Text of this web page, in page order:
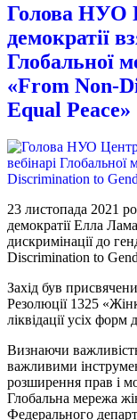
Голова НУО
демократії
Глобальної
«From Non-
Equal Peace»
23 листопада 2021
демократії Елла
дискримінації до
Discrimination to
Захід був
Резолюції 1325
ліквідації усіх
Визнаючи
важливими
розширення прав і
Глобальна мережа
Федерального